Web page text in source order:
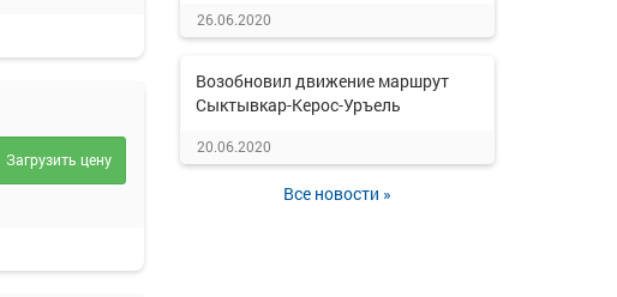
Загрузить цену
26.06.2020
Возобновил движение маршрут
Сыктывкар-Керос-Уръель
20.06.2020
Все новости »